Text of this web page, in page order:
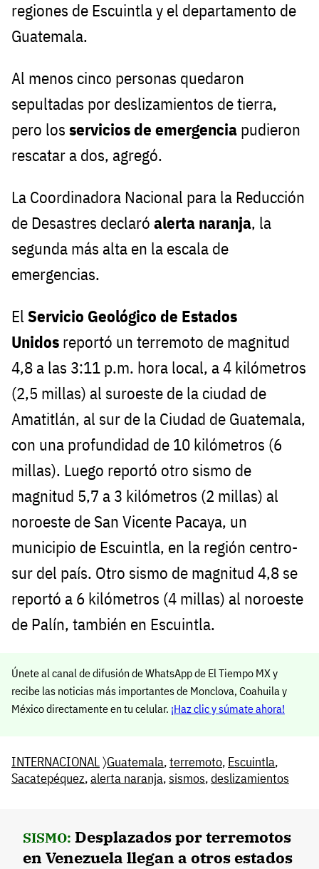
regiones de Escuintla y el departamento de
Guatemala.
Al menos cinco personas quedaron
sepultadas por deslizamientos de tierra,
pero los servicios de emergencia pudieron
rescatar a dos, agregó.
La Coordinadora Nacional para la Reducción
de Desastres declaró alerta naranja, la
segunda más alta en la escala de
emergencias.
El Servicio Geológico de Estados
Unidos reportó un terremoto de magnitud
4,8 a las 3:11 p.m. hora local, a 4 kilómetros
(2,5 millas) al suroeste de la ciudad de
Amatitlán, al sur de la Ciudad de Guatemala,
con una profundidad de 10 kilómetros (6
millas). Luego reportó otro sismo de
magnitud 5,7 a 3 kilómetros (2 millas) al
noroeste de San Vicente Pacaya, un
municipio de Escuintla, en la región centro-
sur del país. Otro sismo de magnitud 4,8 se
reportó a 6 kilómetros (4 millas) al noroeste
de Palín, también en Escuintla.
Únete al canal de difusión de WhatsApp de El Tiempo MX y
recibe las noticias más importantes de Monclova, Coahuila y
México directamente en tu celular. ¡Haz clic y súmate ahora!
INTERNACIONAL〉Guatemala,terremoto, Escuintla,
Sacatepéquez,alerta naranja,sismos,deslizamientos
SISMO: Desplazados por terremotos
en Venezuela llegan a otros estados